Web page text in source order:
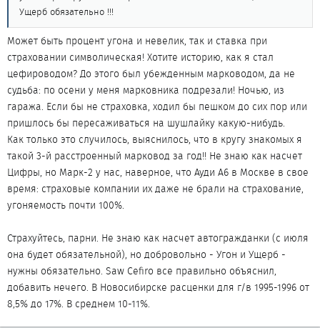
Ущерб обязательно !!!
Может быть процент угона и невелик, так и ставка при
страховании символическая! Хотите историю, как я стал
цефироводом? До этого был убежденным марководом, да не
судьба: по осени у меня марковника подрезали! Ночью, из
гаража. Если бы не страховка, ходил бы пешком до сих пор или
пришлось бы пересаживаться на шушлайку какую-нибудь.
Как только это случилось, выяснилось, что в кругу знакомых я
такой 3-й расстроенный марковод за год!! Не знаю как насчет
Цифры, но Марк-2 у нас, наверное, что Ауди А6 в Москве в свое
время: страховые компании их даже не брали на страхование,
угоняемость почти 100%.
Страхуйтесь, парни. Не знаю как насчет автогражданки (с июля
она будет обязательной), но добровольно - Угон и Ущерб -
нужны обязательно. Saw Cefiro все правильно объяснил,
добавить нечего. В Новосибирске расценки для г/в 1995-1996 от
8,5% до 17%. В среднем 10-11%.